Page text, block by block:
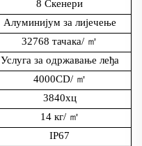
8 Скенери
Алуминијум за лијечење
32768 тачака/ ㎡
Услуга за одржавање леђа
4000CD/ ㎡
3840хц
14 кг/ ㎡
IP67